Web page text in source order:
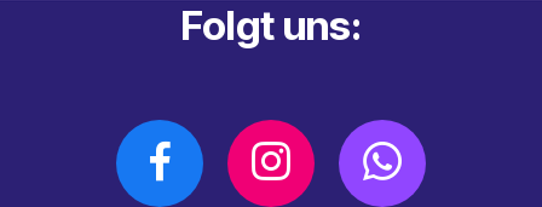
Folgt uns: